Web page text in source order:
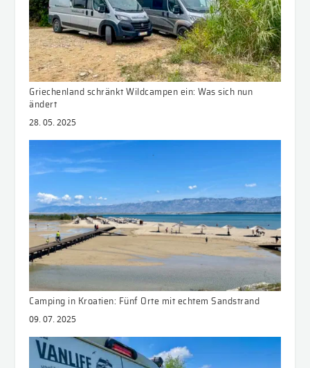
Griechenland schränkt Wildcampen ein: Was sich nun
ändert
28. 05. 2025
Camping in Kroatien: Fünf Orte mit echtem Sandstrand
09. 07. 2025